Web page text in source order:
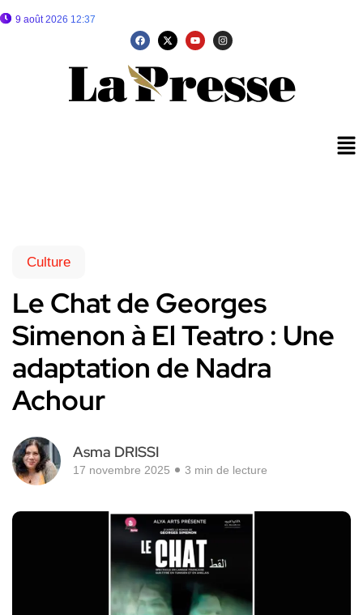
9 août 2026 12:37
Culture
Le Chat de Georges
Simenon à El Teatro : Une
adaptation de Nadra
Achour
Asma DRISSI
17 novembre 2025 3 min de lecture